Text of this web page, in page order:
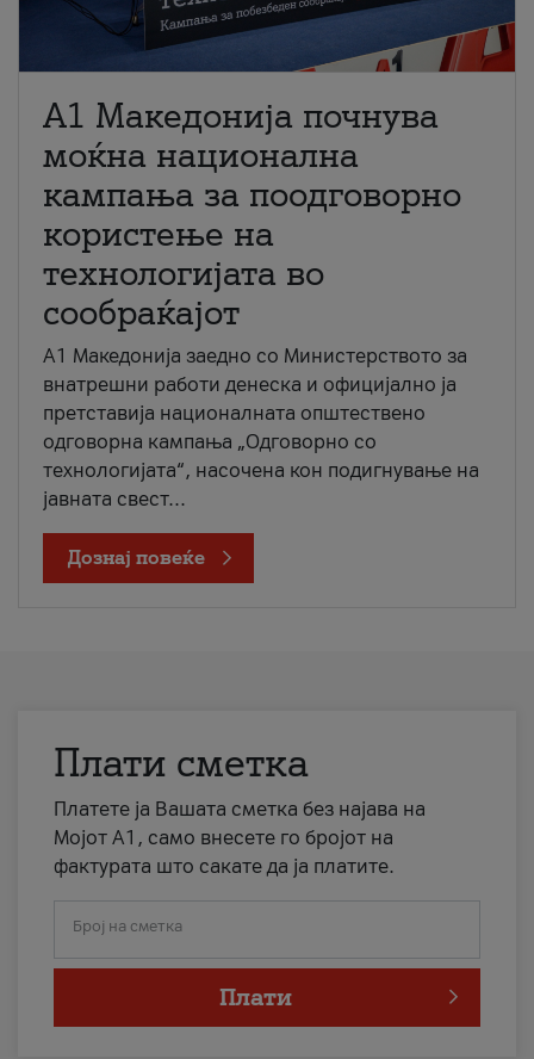
A1 Македонија почнува
моќна национална
кампања за поодговорно
користење на
технологијата во
сообраќајот
A1 Македонија заедно со Министерството за
внатрешни работи денеска и официјално ја
претставија националната општествено
одговорна кампања „Одговорно со
технологијата“, насочена кон подигнување на
јавната свест...
Дознај повеќе
Плати сметка
Платете ја Вашата сметка без најава на
Мојот А1, само внесете го бројот на
фактурата што сакате да ја платите.
Број на сметка
Плати